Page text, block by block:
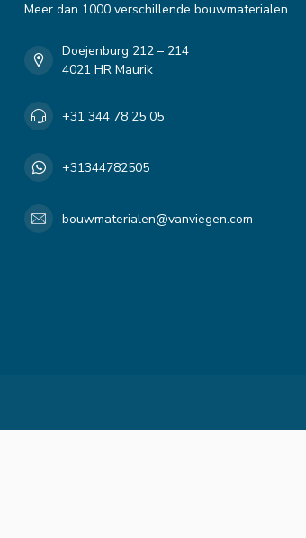
Meer dan 1000 verschillende bouwmaterialen
Doejenburg 212 – 214
4021 HR Maurik
+31 344 78 25 05
+31344782505
bouwmaterialen@vanviegen.com